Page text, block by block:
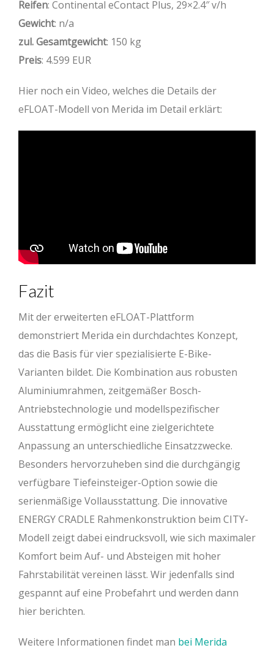
Reifen: Continental eContact Plus, 29×2.4″ v/h
Gewicht: n/a
zul. Gesamtgewicht: 150 kg
Preis: 4.599 EUR
Hier noch ein Video, welches die Details der
eFLOAT-Modell von Merida im Detail erklärt:
Fazit
Mit der erweiterten eFLOAT-Plattform
demonstriert Merida ein durchdachtes Konzept,
das die Basis für vier spezialisierte E-Bike-
Varianten bildet. Die Kombination aus robusten
Aluminiumrahmen, zeitgemäßer Bosch-
Antriebstechnologie und modellspezifischer
Ausstattung ermöglicht eine zielgerichtete
Anpassung an unterschiedliche Einsatzzwecke.
Besonders hervorzuheben sind die durchgängig
verfügbare Tiefeinsteiger-Option sowie die
serienmäßige Vollausstattung. Die innovative
ENERGY CRADLE Rahmenkonstruktion beim CITY-
Modell zeigt dabei eindrucksvoll, wie sich maximaler
Komfort beim Auf- und Absteigen mit hoher
Fahrstabilität vereinen lässt. Wir jedenfalls sind
gespannt auf eine Probefahrt und werden dann
hier berichten.
Weitere Informationen findet man bei Merida